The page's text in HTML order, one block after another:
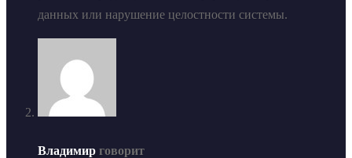
данных или нарушение целостности системы.
Владимир говорит